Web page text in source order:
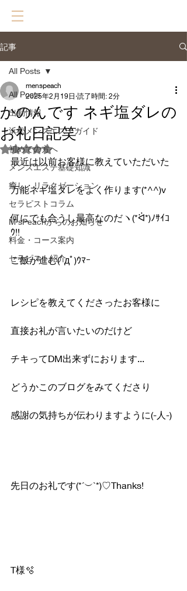
記事
All Posts
出勤情報
浜松メンズエステガイド
初めての方へ
メンズエステ基礎知識
癒し・リラクゼーション
セラピストコラム
M'sPeachからのお知らせ
料金・コース案内
セラピスト紹介
All Posts
かのんです ネギ塩ダレの
お礼日記笑
menspeach
2025年2月19日 読了時間: 2分
5つ星のうちNaNと評価されています。
最近は以前お客様に教えていただいた
万能ネギ塩ダレをよく作ります(*^^)v
何にでも合うし最高なのだヽ(*ᐛ*)ﾉｻｲｺ
ｳ!!
ご飯が進む(ﾟдﾟ)ｳﾏｰ
レシピを教えてくださったお客様に
直接お礼が言いたいのだけど
チキってDM出来ずにおります...
どうかこのブログをみてくださり
感謝の気持ちが伝わりますように(-人-)
先日のお礼です(*´︶`*)♡Thanks!
T様🫧